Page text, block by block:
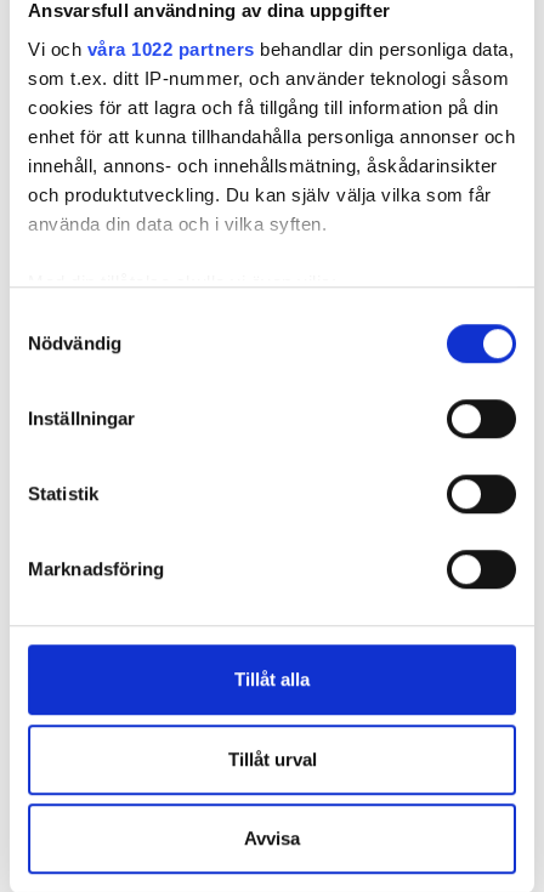
Ansvarsfull användning av dina uppgifter
Vi och våra 1022 partners behandlar din personliga data,
som t.ex. ditt IP-nummer, och använder teknologi såsom
cookies för att lagra och få tillgång till information på din
enhet för att kunna tillhandahålla personliga annonser och
innehåll, annons- och innehållsmätning, åskådarinsikter
och produktutveckling. Du kan själv välja vilka som får
använda din data och i vilka syften.
Med din tillåtelse skulle vi även vilja:
kan ha en noggrannhet på upp till flera meter
Ta reda på mer om hur dina personliga uppgifter
Du kan ändra eller dra tillbaka ditt samtycke när som
Vi använder enhetsidentifierare för att anpassa innehållet
för sociala medier och analysera vår trafik. Vi
vidarebefordrar även sådana identifierare och annan
annons- och analysföretag som vi samarbetar med.
Dessa kan i sin tur kombinera informationen med annan
samlat in när du har använt deras tjänster.
Nödvändig
Inställningar
Statistik
Marknadsföring
Tillåt alla
Tillåt urval
Avvisa
Dagboken lyfts fram
som ett positivt
tjänsten
dagboksinlägg i Stunders app. Dagboken är
uppskattad av framförallt anhöriga, som kan
följa besöken i appen.
tillvaron och jag får genom dagboken
lite uppföljning."
"Enormt mycket. Vår familj har
dysfunktionell kommunikation så
informationen i appen är ovärderlig.